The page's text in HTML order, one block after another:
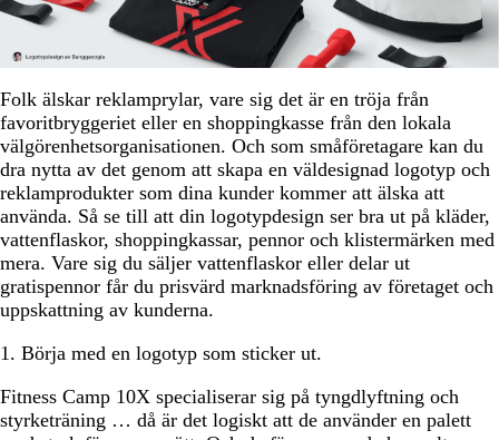
Folk älskar reklamprylar, vare sig det är en tröja från
favoritbryggeriet eller en shoppingkasse från den lokala
välgörenhetsorganisationen. Och som småföretagare kan du
dra nytta av det genom att skapa en väldesignad logotyp och
reklamprodukter som dina kunder kommer att älska att
använda. Så se till att din logotypdesign ser bra ut på kläder,
vattenflaskor, shoppingkassar, pennor och klistermärken med
mera. Vare sig du säljer vattenflaskor eller delar ut
gratispennor får du prisvärd marknadsföring av företaget och
uppskattning av kunderna.
1. Börja med en logotyp som sticker ut.
Fitness Camp 10X specialiserar sig på tyngdlyftning och
styrketräning … då är det logiskt att de använder en palett